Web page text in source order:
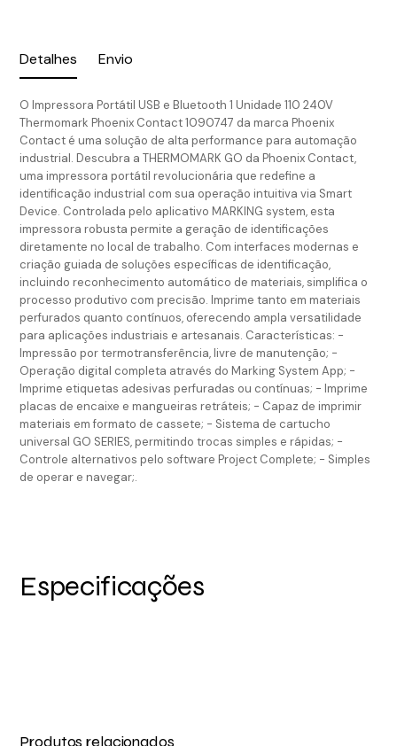
Detalhes Envio
O Impressora Portátil USB e Bluetooth 1 Unidade 110 240V
Thermomark Phoenix Contact 1090747 da marca Phoenix
Contact é uma solução de alta performance para automação
industrial. Descubra a THERMOMARK GO da Phoenix Contact,
uma impressora portátil revolucionária que redefine a
identificação industrial com sua operação intuitiva via Smart
Device. Controlada pelo aplicativo MARKING system, esta
impressora robusta permite a geração de identificações
diretamente no local de trabalho. Com interfaces modernas e
criação guiada de soluções específicas de identificação,
incluindo reconhecimento automático de materiais, simplifica o
processo produtivo com precisão. Imprime tanto em materiais
perfurados quanto contínuos, oferecendo ampla versatilidade
para aplicações industriais e artesanais. Características: -
Impressão por termotransferência, livre de manutenção; -
Operação digital completa através do Marking System App; -
Imprime etiquetas adesivas perfuradas ou contínuas; - Imprime
placas de encaixe e mangueiras retráteis; - Capaz de imprimir
materiais em formato de cassete; - Sistema de cartucho
universal GO SERIES, permitindo trocas simples e rápidas; -
Controle alternativos pelo software Project Complete; - Simples
de operar e navegar;.
Especificações
Produtos relacionados